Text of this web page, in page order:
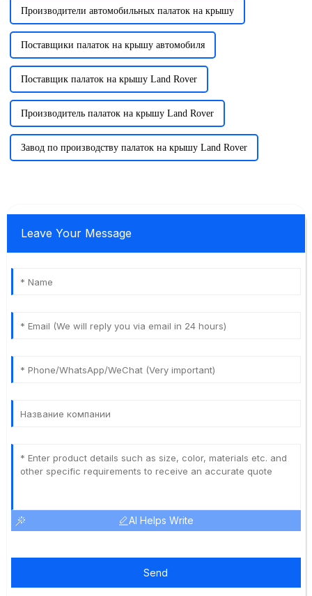
Производители автомобильных палаток на крышу
Поставщики палаток на крышу автомобиля
Поставщик палаток на крышу Land Rover
Производитель палаток на крышу Land Rover
Завод по производству палаток на крышу Land Rover
Leave Your Message
AI Helps Write
Send